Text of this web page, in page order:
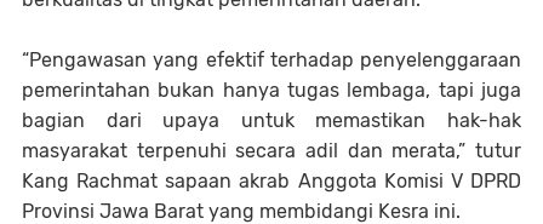
“Pengawasan yang efektif terhadap penyelenggaraan
pemerintahan bukan hanya tugas lembaga, tapi juga
bagian dari upaya untuk memastikan hak-hak
masyarakat terpenuhi secara adil dan merata,” tutur
Kang Rachmat sapaan akrab Anggota Komisi V DPRD
Provinsi Jawa Barat yang membidangi Kesra ini.